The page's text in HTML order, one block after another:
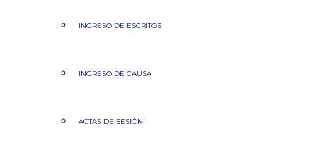
INGRESO DE ESCRITOS
INGRESO DE CAUSA
ACTAS DE SESIÓN